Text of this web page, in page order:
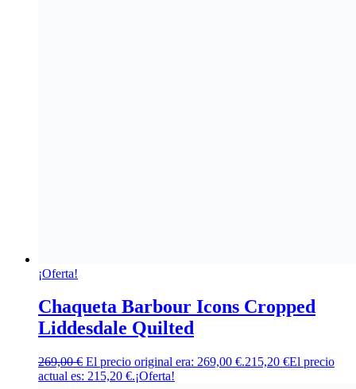
¡Oferta!
Chaqueta Barbour Icons Cropped
Liddesdale Quilted
269,00€ El precio original era: 269,00 €.215,20 €El precio
actual es: 215,20 €.¡Oferta!